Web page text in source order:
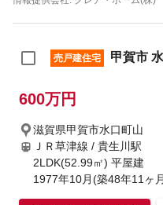
売戸建住宅 甲賀市
600万円
滋賀県甲賀市水口町山
ＪＲ草津線 / 貴生川駅
2LDK(52.99㎡) 平屋建
1977年10月(築48年11ヶ